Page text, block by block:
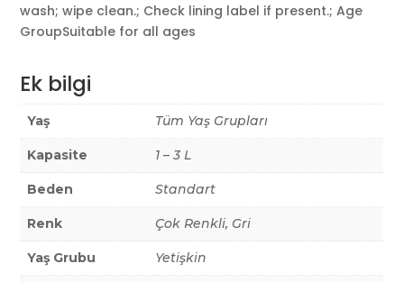
wash; wipe clean.; Check lining label if present.; Age
GroupSuitable for all ages
Ek bilgi
Yaş Tüm Yaş Grupları
Kapasite 1 – 3 L
Beden Standart
Renk Çok Renkli, Gri
Yaş Grubu Yetişkin